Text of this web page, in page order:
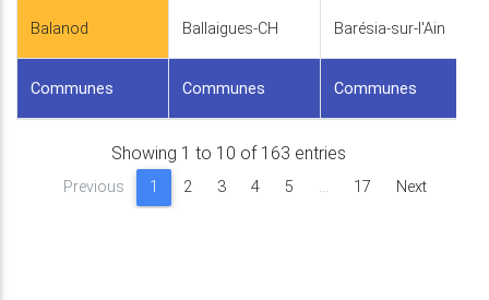
Balanod Ballaigues-CH Barésia-sur-l'Ain
Communes Communes Communes
Showing 1 to 10 of 163 entries
Previous 1 2 3 4 5 … 17 Next